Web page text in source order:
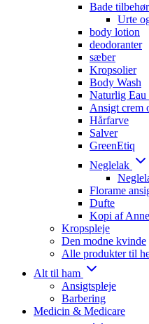
Bade tilbehør
Urte
body lotion
deodoranter
sæber
Kropsolier
Body Wash
Naturlig Eau
Ansigt crem
Hårfarve
Salver
GreenEtiq
Neglelak
Florame
Dufte
Kopi af
Kropspleje
Den modne kvinde
Alle produkter til
Alt til ham
Ansigtspleje
Barbering
Medicin & Medicare